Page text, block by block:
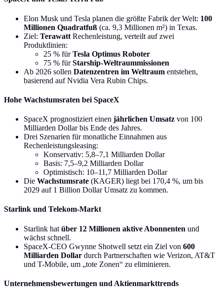
Elon Musk und Tesla planen die größte Fabrik der Welt: 100
Millionen Quadratfuß (ca. 9,3 Millionen m²) in Texas.
Ziel: Terawatt Rechenleistung, verteilt auf zwei
Produktlinien:
25 % fürTesla Optimus Roboter
75 % fürStarship-Weltraummissionen
Ab 2026 sollen Datenzentren im Weltraum entstehen,
basierend auf Nvidia Vera Rubin Chips.
Hohe Wachstumsraten bei SpaceX
SpaceX prognostiziert einen jährlichen Umsatz von 100
Milliarden Dollar bis Ende des Jahres.
Drei Szenarien für monatliche Einnahmen aus
Rechenleistungsleasing:
Konservativ: 5,8–7,1 Milliarden Dollar
Basis: 7,5–9,2 Milliarden Dollar
Optimistisch: 10–11,7 Milliarden Dollar
Die Wachstumsrate (KAGER) liegt bei 170,4 %, um bis
2029 auf 1 Billion Dollar Umsatz zu kommen.
Starlink und Telekom-Markt
Starlink hat über 12 Millionen aktive Abonnenten und
wächst schnell.
SpaceX-CEO Gwynne Shotwell setzt ein Ziel von 600
Milliarden Dollar durch Partnerschaften wie Verizon, AT&T
und T-Mobile, um „tote Zonen“ zu eliminieren.
Unternehmensbewertungen und Aktienmarkttrends